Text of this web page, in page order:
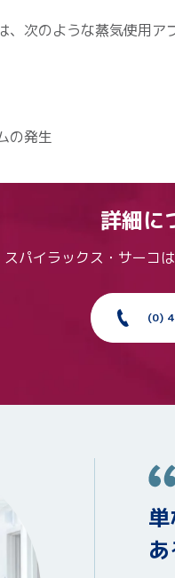
、次のような蒸気使用
の発生
詳細に
スパイラックス・サーコ
(0)